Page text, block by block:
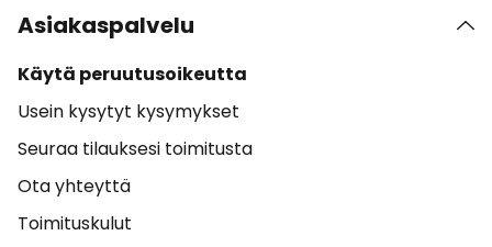
Asiakaspalvelu
Käytä peruutusoikeutta
Usein kysytyt kysymykset
Seuraa tilauksesi toimitusta
Ota yhteyttä
Toimituskulut